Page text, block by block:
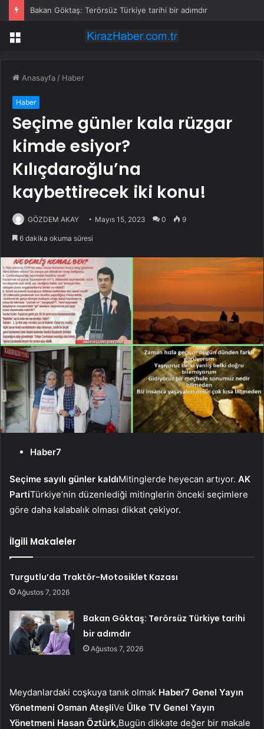
Menü
Anasayfa / Haber
Haber
Seçime günler kala rüzgar
kimde esiyor?
Kılıçdaroğlu’na
kaybettirecek iki konu!
GÖZDEM AKAY Mayıs 15, 2023 0 9
6 dakika okuma süresi
Haber7
Seçime sayılı günler kaldıMitinglerde heyecan artıyor. AK
PartiTürkiye’nin düzenlediği mitinglerin önceki seçimlere
göre daha kalabalık olması dikkat çekiyor.
İlgili Makaleler
Turgutlu’da Traktör-Motosiklet Kazası
Ağustos 7, 2026
Bakan Göktaş: Terörsüz Türkiye tarihi
bir adımdır
Ağustos 7, 2026
Meydanlardaki coşkuya tanık olmak Haber7 Genel Yayın
Yönetmeni Osman AteşliVe Ülke TV Genel Yayın
Yönetmeni Hasan Öztürk,Bugün dikkate değer bir makale